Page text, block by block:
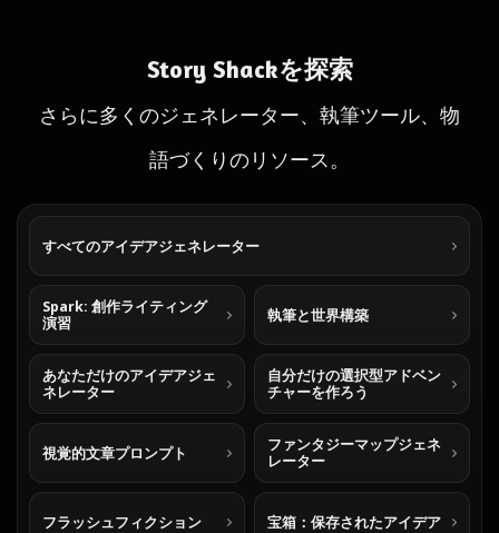
Story Shackを探索
さらに多くのジェネレーター、執筆ツール、物
語づくりのリソース。
すべてのアイデアジェネレーター
Spark: 創作ライティング
演習
執筆と世界構築
あなただけのアイデアジェ
ネレーター
自分だけの選択型アドベン
チャーを作ろう
視覚的文章プロンプト
ファンタジーマップジェネ
レーター
フラッシュフィクション 宝箱：保存されたアイデア